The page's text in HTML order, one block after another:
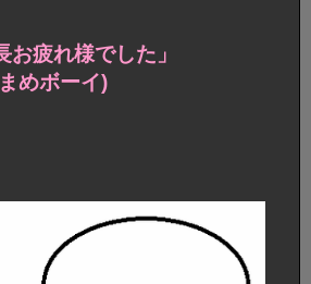
疲れ様でした」
めボーイ)